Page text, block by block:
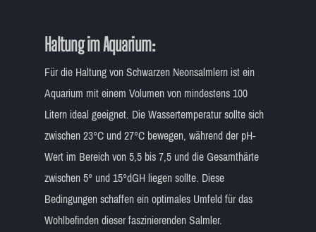
Haltung im Aquarium:
Für die Haltung von Schwarzen Neonsalmlern ist ein
Aquarium mit einem Volumen von mindestens 100
Litern ideal geeignet. Die Wassertemperatur sollte sich
zwischen 23°C und 27°C bewegen, während der pH-
Wert im Bereich von 5,5 bis 7,5 und die Gesamthärte
zwischen 5° und 15°dGH liegen sollte. Diese
Bedingungen schaffen ein optimales Umfeld für das
Wohlbefinden dieser faszinierenden Salmler.